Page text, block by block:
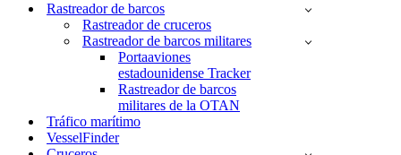
navegaciónRastreador de barcos
Rastreador de cruceros
Rastreador de barcos militares
Portaaviones
estadounidense Tracker
Rastreador de barcos
militares de la OTAN
Tráfico marítimo
VesselFinder